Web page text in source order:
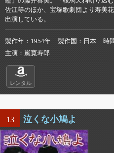
佐江等のほか、宝塚歌劇団より寿美
出演している。
製作年 1954年 製作国 日本 時
主演
嵐寛寿郎
レンタル
13 泣くな小鳩よ